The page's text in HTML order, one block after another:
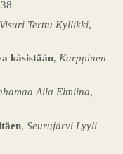
Visuri Terttu Kyllikki,
käsistään, Karppinen
Aila Elmiina,
, Seurujärvi Lyyli